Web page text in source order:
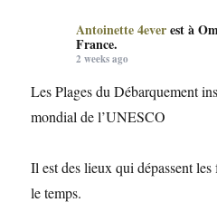
Antoinette 4ever est à
France.
2 weeks ago
Les Plages du Débarquement
mondial de l’UNESCO
Il est des lieux qui dépassent
le temps.